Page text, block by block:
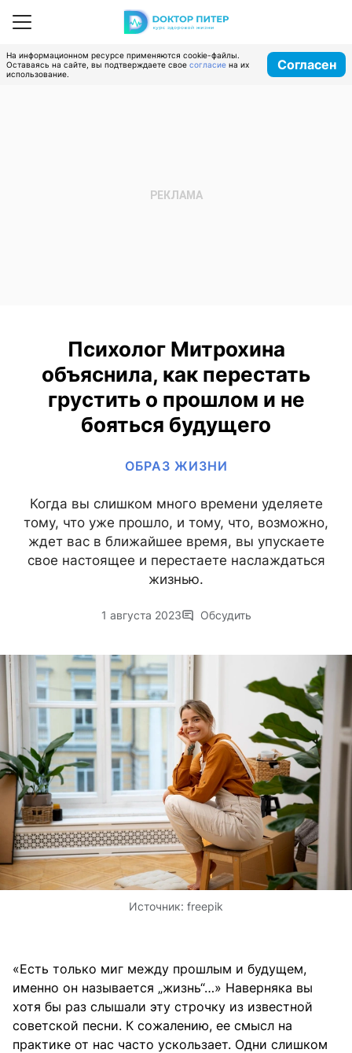
На информационном ресурсе применяются cookie-файлы.
Оставаясь на сайте, вы подтверждаете свое согласие на их
использование.
Согласен
Психолог Митрохина
объяснила, как перестать
грустить о прошлом и не
бояться будущего
ОБРАЗ ЖИЗНИ
Когда вы слишком много времени уделяете
тому, что уже прошло, и тому, что, возможно,
ждет вас в ближайшее время, вы упускаете
свое настоящее и перестаете наслаждаться
жизнью.
1 августа 2023 Обсудить
Источник: freepik
«Есть только миг между прошлым и будущем,
именно он называется „жизнь“…» Наверняка вы
хотя бы раз слышали эту строчку из известной
советской песни. К сожалению, ее смысл на
практике от нас часто ускользает. Одни слишком